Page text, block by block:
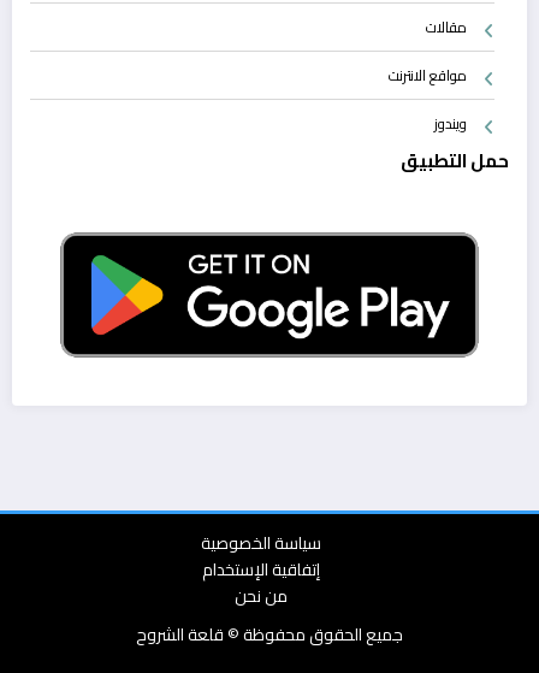
مقالات
مواقع الانترنت
ويندوز
حمل التطبيق
سياسة الخصوصية
إتفاقية الإستخدام
من نحن
جميع الحقوق محفوظة © قلعة الشروح